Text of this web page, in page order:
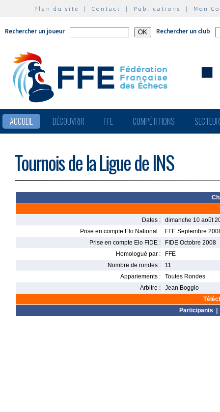
Plan du site | Contact | Publications | Mon
Rechercher un joueur Rechercher un club
ACCUEIL DÉCOUVRIR FFE COMPÉTITIONS
Tournois de la Ligue de INS
Dates :
dimanche 10 août
Prise en compte Elo National :
FFE Septembre
Prise en compte Elo FIDE :
FIDE Octobre 2008
Homologué par :
FFE
Nombre de rondes :
11
Appariements :
Toutes Rondes
Arbitre :
Jean Boggio
Participants